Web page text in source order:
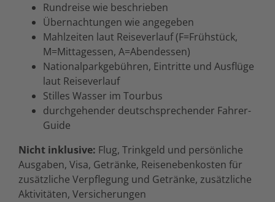
Rundreise wie beschrieben
Übernachtungen wie angegeben
Mahlzeiten laut Reiseverlauf (F=Frühstück,
M=Mittagessen, A=Abendessen)
Nationalparkgebühren, Eintritte und Ausflüge
laut Reiseverlauf
Stilles Wasser im Tourbus
durchgehender deutschsprechender Fahrer-
Guide
Nicht inklusive: Flug, Trinkgeld und persönliche
Ausgaben, Visa, Getränke, Reisenebenkosten für
zusätzliche Verpflegung und Getränke, zusätzliche
Aktivitäten, Versicherungen